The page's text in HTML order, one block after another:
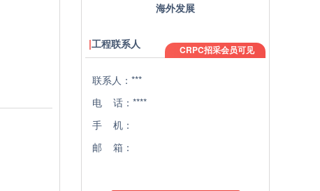
海外发展
工程联系人 CRPC招采会员可见
联系人：***
电 话：****
手 机：
邮 箱：